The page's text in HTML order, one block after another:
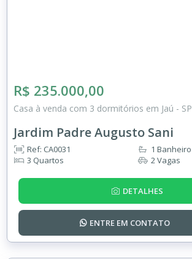
R$ 235.000,00
Casa à venda com 3 dormitórios em Jaú - SP
Jardim Padre Augusto Sani
Ref: CA0031
3 Quartos
1 Banheiro
2 Vagas
DETALHES
ENTRE EM CONTATO